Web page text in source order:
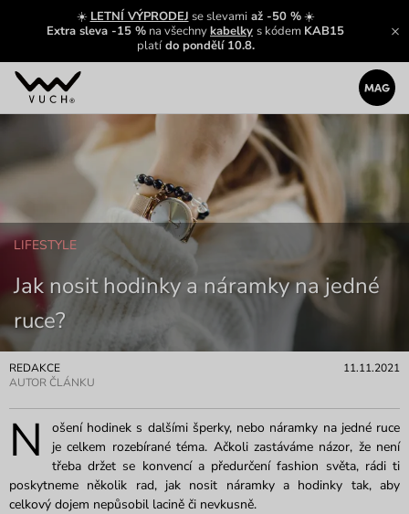
☀️ LETNÍ VÝPRODEJ se slevamiaž -50 %☀️
Extra sleva -15 % na všechnykabelky s kódem KAB15
platído pondělí 10.8.
LIFESTYLE
Jak nosit hodinky a náramky na jedné
ruce?
11.11.2021
REDAKCE
AUTOR ČLÁNKU
N
ošení hodinek s dalšími šperky, nebo náramky na jedné ruce
je celkem rozebírané téma. Ačkoli zastáváme názor, že není
třeba držet se konvencí a předurčení fashion světa, rádi ti
poskytneme několik rad, jak nosit náramky a hodinky tak, aby
celkový dojem nepůsobil lacině či nevkusně.